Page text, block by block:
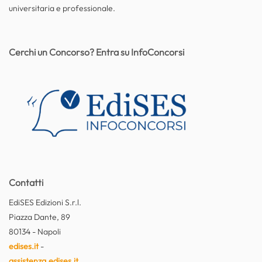
universitaria e professionale.
Contatti
EdiSES Edizioni S.r.l.
Piazza Dante, 89
80134 - Napoli
edises.it-
Cerchi un Concorso? Entra su InfoConcorsi